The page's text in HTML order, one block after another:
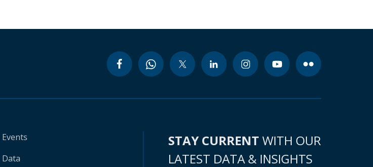
Events
Data
STAY CURRENT WITH OUR
LATEST DATA & INSIGHTS